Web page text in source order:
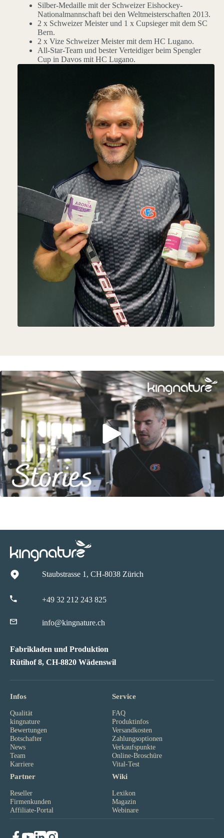
Silber-Medaille mit der Schweizer Eishockey-
Nationalmannschaft bei den Weltmeisterschaften 2013.
2 x Schweizer Meister und 1 x Cupsieger mit dem SC
Bern.
2 x Vize Schweizer Meister mit dem HC Lugano.
All-Star-Team und bester Verteidiger beim Spengler
Cup in Davos mit HC Lugano.
Staubstrasse 1, CH-8038 Zürich
+49 32 212 243 825
info@kingnature.ch
Fabrikladen und Produktion
Rütihof 8, CH-8820 Wädenswil
Infos
Qualität
kingnature
Bewertungen
Botschafter
News
Team
Karriere
Service
FAQ
Produktinfos
Versandkosten
Zahlungsoptionen
Verkaufspunkte
Online-Broschüre
Vital-Test
Partner
Reseller
Firmenkunden
Affiliate-Portal
Wiki
Lexikon
Magazin
Webinare